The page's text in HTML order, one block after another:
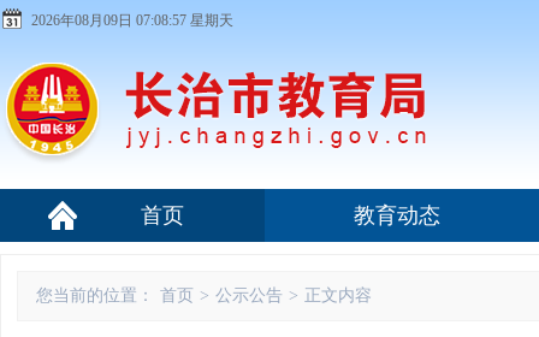
2026年08月09日 07:08:58 星期天
首页 教育动态
您当前的位置： 首页 > 公示公告 > 正文内容